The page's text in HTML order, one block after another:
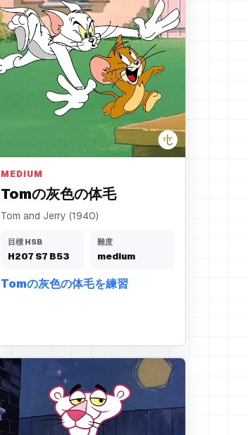
MEDIUM
Tomの灰色の体毛
Tom and Jerry (1940)
目標 HSB
H207 S7 B53
難度
medium
Tomの灰色の体毛を練習